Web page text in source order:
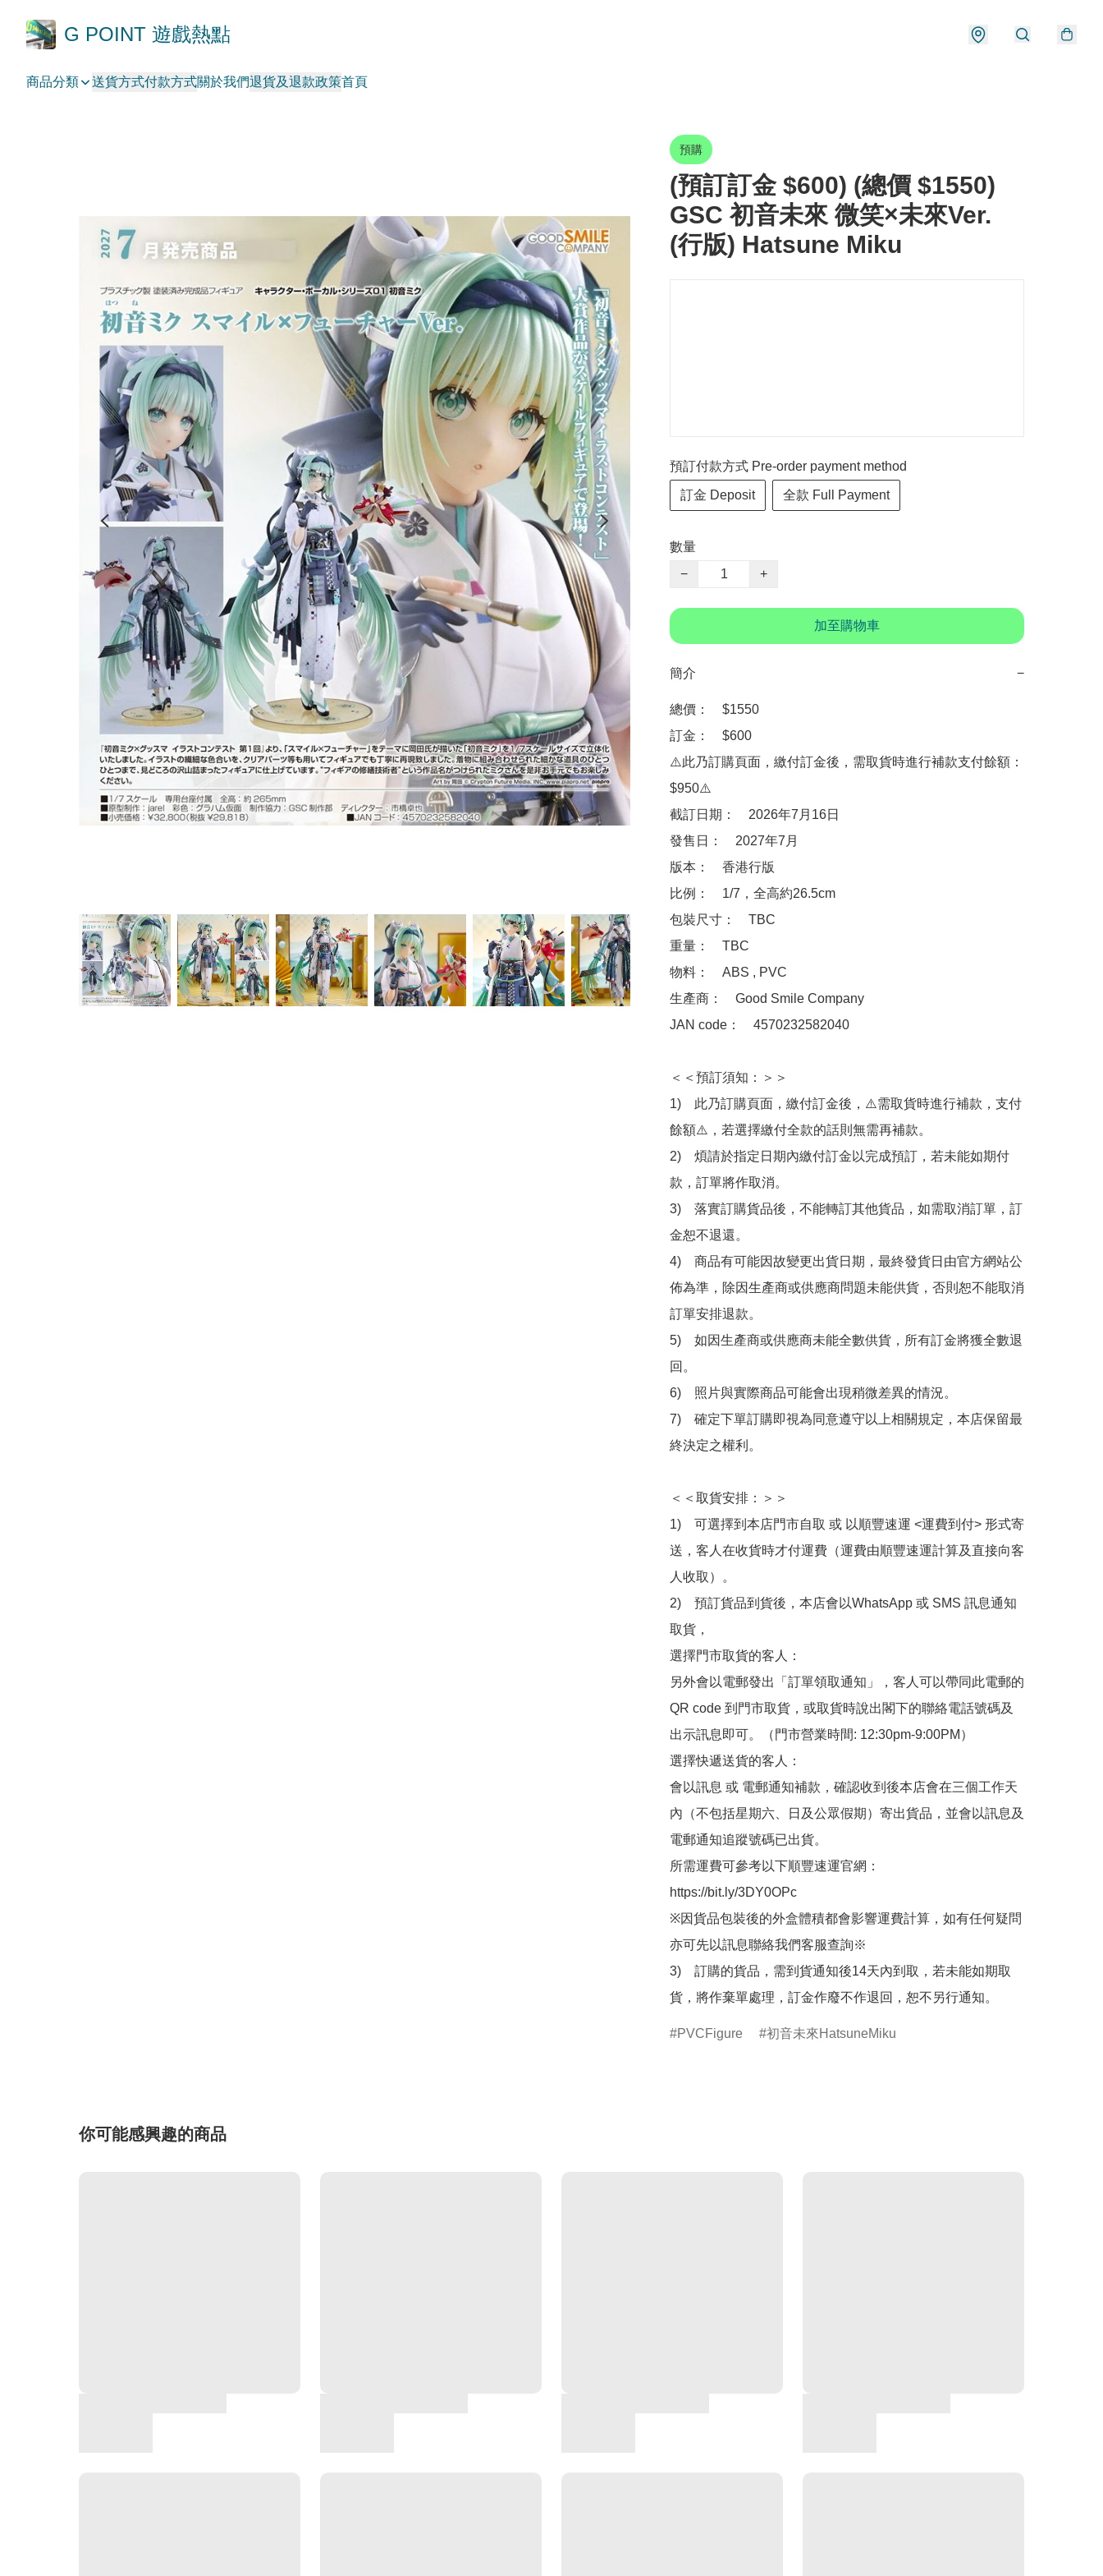
G POINT 遊戲熱點
商品分類 送貨方式付款方式關於我們退貨及退款政策首頁
預購
(預訂訂金 $600) (總價 $1550)
GSC 初音未來 微笑×未來Ver.
(行版) Hatsune Miku
預訂付款方式 Pre-order payment method
訂金 Deposit 全款 Full Payment
數量
−
+
加至購物車
簡介 −
總價：　$1550
訂金：　$600
⚠️此乃訂購頁面，繳付訂金後，需取貨時進行補款支付餘額：
$950⚠️
截訂日期：　2026年7月16日
發售日：　2027年7月
版本：　香港行版
比例：　1/7，全高約26.5cm
包裝尺寸：　TBC
重量：　TBC
物料：　ABS , PVC
生產商：　Good Smile Company
JAN code：　4570232582040
＜＜預訂須知：＞＞
1)　此乃訂購頁面，繳付訂金後，⚠️需取貨時進行補款，支付
餘額⚠️，若選擇繳付全款的話則無需再補款。
2)　煩請於指定日期內繳付訂金以完成預訂，若未能如期付
款，訂單將作取消。
3)　落實訂購貨品後，不能轉訂其他貨品，如需取消訂單，訂
金恕不退還。
4)　商品有可能因故變更出貨日期，最終發貨日由官方網站公
佈為準，除因生產商或供應商問題未能供貨，否則恕不能取消
訂單安排退款。
5)　如因生產商或供應商未能全數供貨，所有訂金將獲全數退
回。
6)　照片與實際商品可能會出現稍微差異的情況。
7)　確定下單訂購即視為同意遵守以上相關規定，本店保留最
終決定之權利。
＜＜取貨安排：＞＞
1)　可選擇到本店門市自取 或 以順豐速運 <運費到付> 形式寄
送，客人在收貨時才付運費（運費由順豐速運計算及直接向客
人收取）。
2)　預訂貨品到貨後，本店會以WhatsApp 或 SMS 訊息通知
取貨，
選擇門市取貨的客人：
另外會以電郵發出「訂單領取通知」，客人可以帶同此電郵的
QR code 到門市取貨，或取貨時說出閣下的聯絡電話號碼及
出示訊息即可。（門市營業時間: 12:30pm-9:00PM）
選擇快遞送貨的客人：
會以訊息 或 電郵通知補款，確認收到後本店會在三個工作天
內（不包括星期六、日及公眾假期）寄出貨品，並會以訊息及
電郵通知追蹤號碼已出貨。
所需運費可參考以下順豐速運官網：
https://bit.ly/3DY0OPc
※因貨品包裝後的外盒體積都會影響運費計算，如有任何疑問
亦可先以訊息聯絡我們客服查詢※
3)　訂購的貨品，需到貨通知後14天內到取，若未能如期取
貨，將作棄單處理，訂金作廢不作退回，恕不另行通知。
PVCFigure 初音未來HatsuneMiku
你可能感興趣的商品